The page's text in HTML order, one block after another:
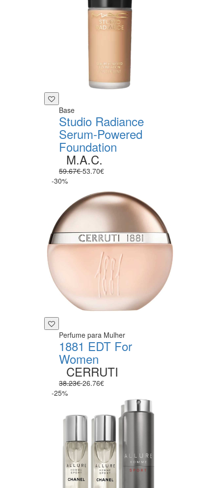
Base
Studio Radiance
Serum-Powered
Foundation
M.A.C.
59.67€53.70€
-30%
Perfume para Mulher
1881 EDT For
Women
CERRUTI
38.23€26.76€
-25%